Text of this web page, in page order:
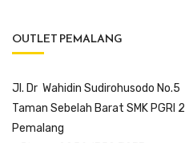
OUTLET PEMALANG
Jl. Dr Wahidin Sudirohusodo No.5
Taman Sebelah Barat SMK PGRI 2
Pemalang